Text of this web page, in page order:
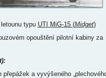
typu UTI MiG-15 (Midget)
opouštění pilotní kabiny za
:
a vyvýšeného